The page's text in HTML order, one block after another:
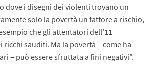
dove i disegni dei violenti trovano un
solo la povertà un fattore a rischio,
che gli attentatori dell’11
ricchi sauditi. Ma la povertà – come ha
– può essere sfruttata a fini negativi”.